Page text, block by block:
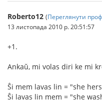
Roberto12 (Переглянути
13 листопада 2010 р. 20:51:57
+1.
Ankaŭ, mi volas diri ke mi
Ŝi mem lavas lin = "she
Ŝi lavas lin mem = "she